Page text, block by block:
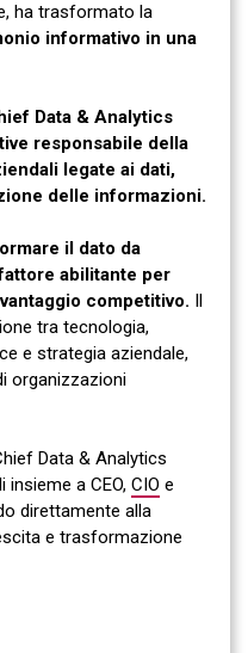
ha trasformato la
informativo in una
Data & Analytics
responsabile della
legate ai dati,
delle informazioni.
il dato da
abilitante per
competitivo.
tra tecnologia,
e strategia aziendale,
organizzazioni
Data & Analytics
a CEO, CIO e
direttamente alla
e trasformazione